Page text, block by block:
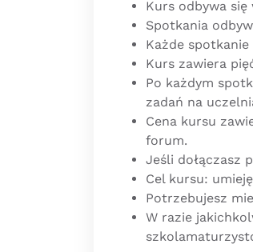
Kurs odbywa
Spotkania
Każde
Kurs zawiera
Po każdym
zadań na
Cena kursu
forum.
Jeśli dołączasz
Cel kursu:
Potrzebujesz
W razie